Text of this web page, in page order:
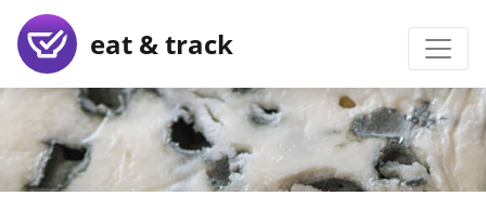
eat & track